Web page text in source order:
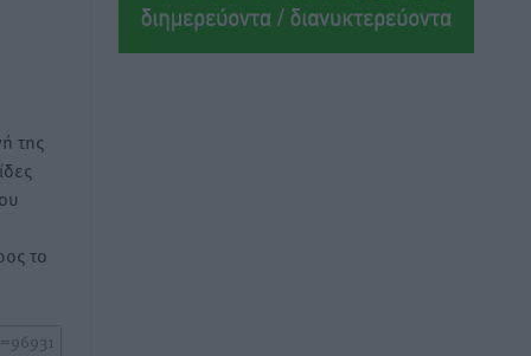
της
το
Εθνικός Αρχίπολης: Μεγάλο βήμα
προόδου η ίδρυση Ακαδημίας